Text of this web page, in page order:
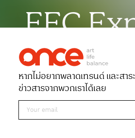
EEC
เรื่องณัฐฐาภรณ์ ศิริสลุ
ภาพอรุโณทัย พุทธรักษ
Date 11-09-2025
หากไม่อยากพลาดเทรนด์ และสาร
ข่าวสารจากพวกเราได้เลย